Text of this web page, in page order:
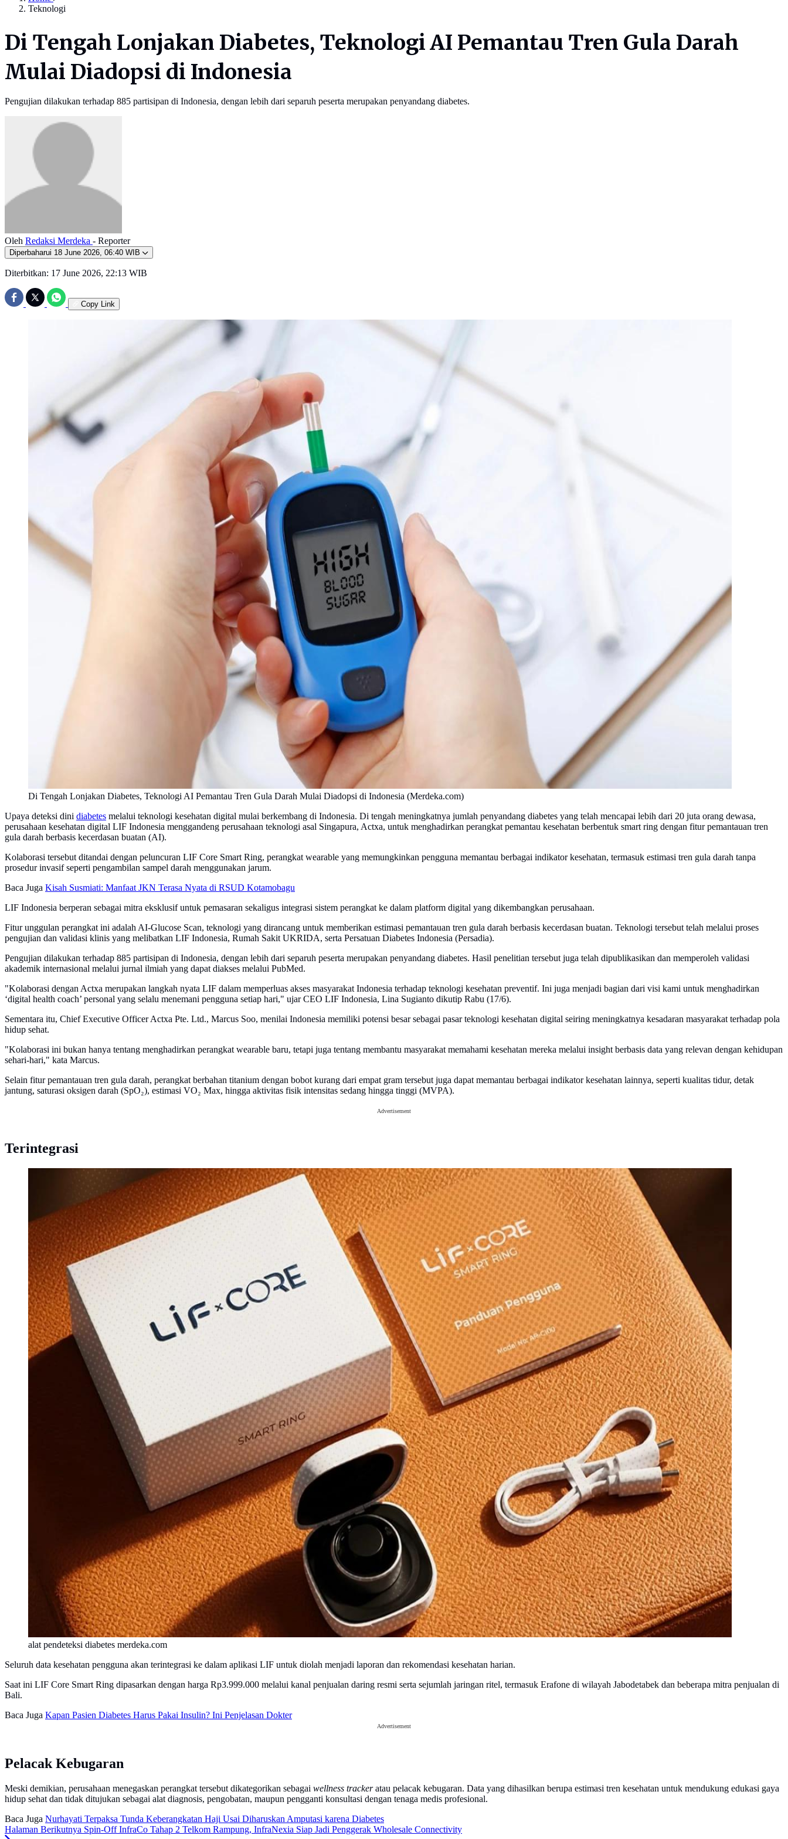
Teknologi
Di Tengah Lonjakan Diabetes, Teknologi AI Pemantau Tren Gula Darah
Mulai Diadopsi di Indonesia
Pengujian dilakukan terhadap 885 partisipan di Indonesia, dengan lebih dari separuh peserta merupakan penyandang diabetes.
Oleh Redaksi Merdeka - Reporter
Diperbaharui 18 June 2026, 06:40 WIB
Diterbitkan: 17 June 2026, 22:13 WIB
Copy Link
Di Tengah Lonjakan Diabetes, Teknologi AI Pemantau Tren Gula Darah Mulai Diadopsi di Indonesia (Merdeka.com)
Upaya deteksi dini diabetes melalui teknologi kesehatan digital mulai berkembang di Indonesia. Di tengah meningkatnya jumlah penyandang diabetes yang telah mencapai lebih dari 20 juta orang dewasa,
perusahaan kesehatan digital LIF Indonesia menggandeng perusahaan teknologi asal Singapura, Actxa, untuk menghadirkan perangkat pemantau kesehatan berbentuk smart ring dengan fitur pemantauan tren
gula darah berbasis kecerdasan buatan (AI).
Kolaborasi tersebut ditandai dengan peluncuran LIF Core Smart Ring, perangkat wearable yang memungkinkan pengguna memantau berbagai indikator kesehatan, termasuk estimasi tren gula darah tanpa
prosedur invasif seperti pengambilan sampel darah menggunakan jarum.
Baca Juga Kisah Susmiati: Manfaat JKN Terasa Nyata di RSUD Kotamobagu
LIF Indonesia berperan sebagai mitra eksklusif untuk pemasaran sekaligus integrasi sistem perangkat ke dalam platform digital yang dikembangkan perusahaan.
Fitur unggulan perangkat ini adalah AI-Glucose Scan, teknologi yang dirancang untuk memberikan estimasi pemantauan tren gula darah berbasis kecerdasan buatan. Teknologi tersebut telah melalui proses
pengujian dan validasi klinis yang melibatkan LIF Indonesia, Rumah Sakit UKRIDA, serta Persatuan Diabetes Indonesia (Persadia).
Pengujian dilakukan terhadap 885 partisipan di Indonesia, dengan lebih dari separuh peserta merupakan penyandang diabetes. Hasil penelitian tersebut juga telah dipublikasikan dan memperoleh validasi
akademik internasional melalui jurnal ilmiah yang dapat diakses melalui PubMed.
"Kolaborasi dengan Actxa merupakan langkah nyata LIF dalam memperluas akses masyarakat Indonesia terhadap teknologi kesehatan preventif. Ini juga menjadi bagian dari visi kami untuk menghadirkan
‘digital health coach’ personal yang selalu menemani pengguna setiap hari," ujar CEO LIF Indonesia, Lina Sugianto dikutip Rabu (17/6).
Sementara itu, Chief Executive Officer Actxa Pte. Ltd., Marcus Soo, menilai Indonesia memiliki potensi besar sebagai pasar teknologi kesehatan digital seiring meningkatnya kesadaran masyarakat terhadap pola
hidup sehat.
"Kolaborasi ini bukan hanya tentang menghadirkan perangkat wearable baru, tetapi juga tentang membantu masyarakat memahami kesehatan mereka melalui insight berbasis data yang relevan dengan kehidupan
sehari-hari," kata Marcus.
Selain fitur pemantauan tren gula darah, perangkat berbahan titanium dengan bobot kurang dari empat gram tersebut juga dapat memantau berbagai indikator kesehatan lainnya, seperti kualitas tidur, detak
jantung, saturasi oksigen darah (SpO₂), estimasi VO₂ Max, hingga aktivitas fisik intensitas sedang hingga tinggi (MVPA).
Advertisement
Terintegrasi
alat pendeteksi diabetes merdeka.com
Seluruh data kesehatan pengguna akan terintegrasi ke dalam aplikasi LIF untuk diolah menjadi laporan dan rekomendasi kesehatan harian.
Saat ini LIF Core Smart Ring dipasarkan dengan harga Rp3.999.000 melalui kanal penjualan daring resmi serta sejumlah jaringan ritel, termasuk Erafone di wilayah Jabodetabek dan beberapa mitra penjualan di
Bali.
Baca Juga Kapan Pasien Diabetes Harus Pakai Insulin? Ini Penjelasan Dokter
Advertisement
Pelacak Kebugaran
Meski demikian, perusahaan menegaskan perangkat tersebut dikategorikan sebagai wellness trackeratau pelacak kebugaran. Data yang dihasilkan berupa estimasi tren kesehatan untuk mendukung edukasi gaya
hidup sehat dan tidak ditujukan sebagai alat diagnosis, pengobatan, maupun pengganti konsultasi dengan tenaga medis profesional.
Baca Juga Nurhayati Terpaksa Tunda Keberangkatan Haji Usai Diharuskan Amputasi karena Diabetes
Halaman Berikutnya Spin-Off InfraCo Tahap 2 Telkom Rampung, InfraNexia Siap Jadi Penggerak Wholesale Connectivity